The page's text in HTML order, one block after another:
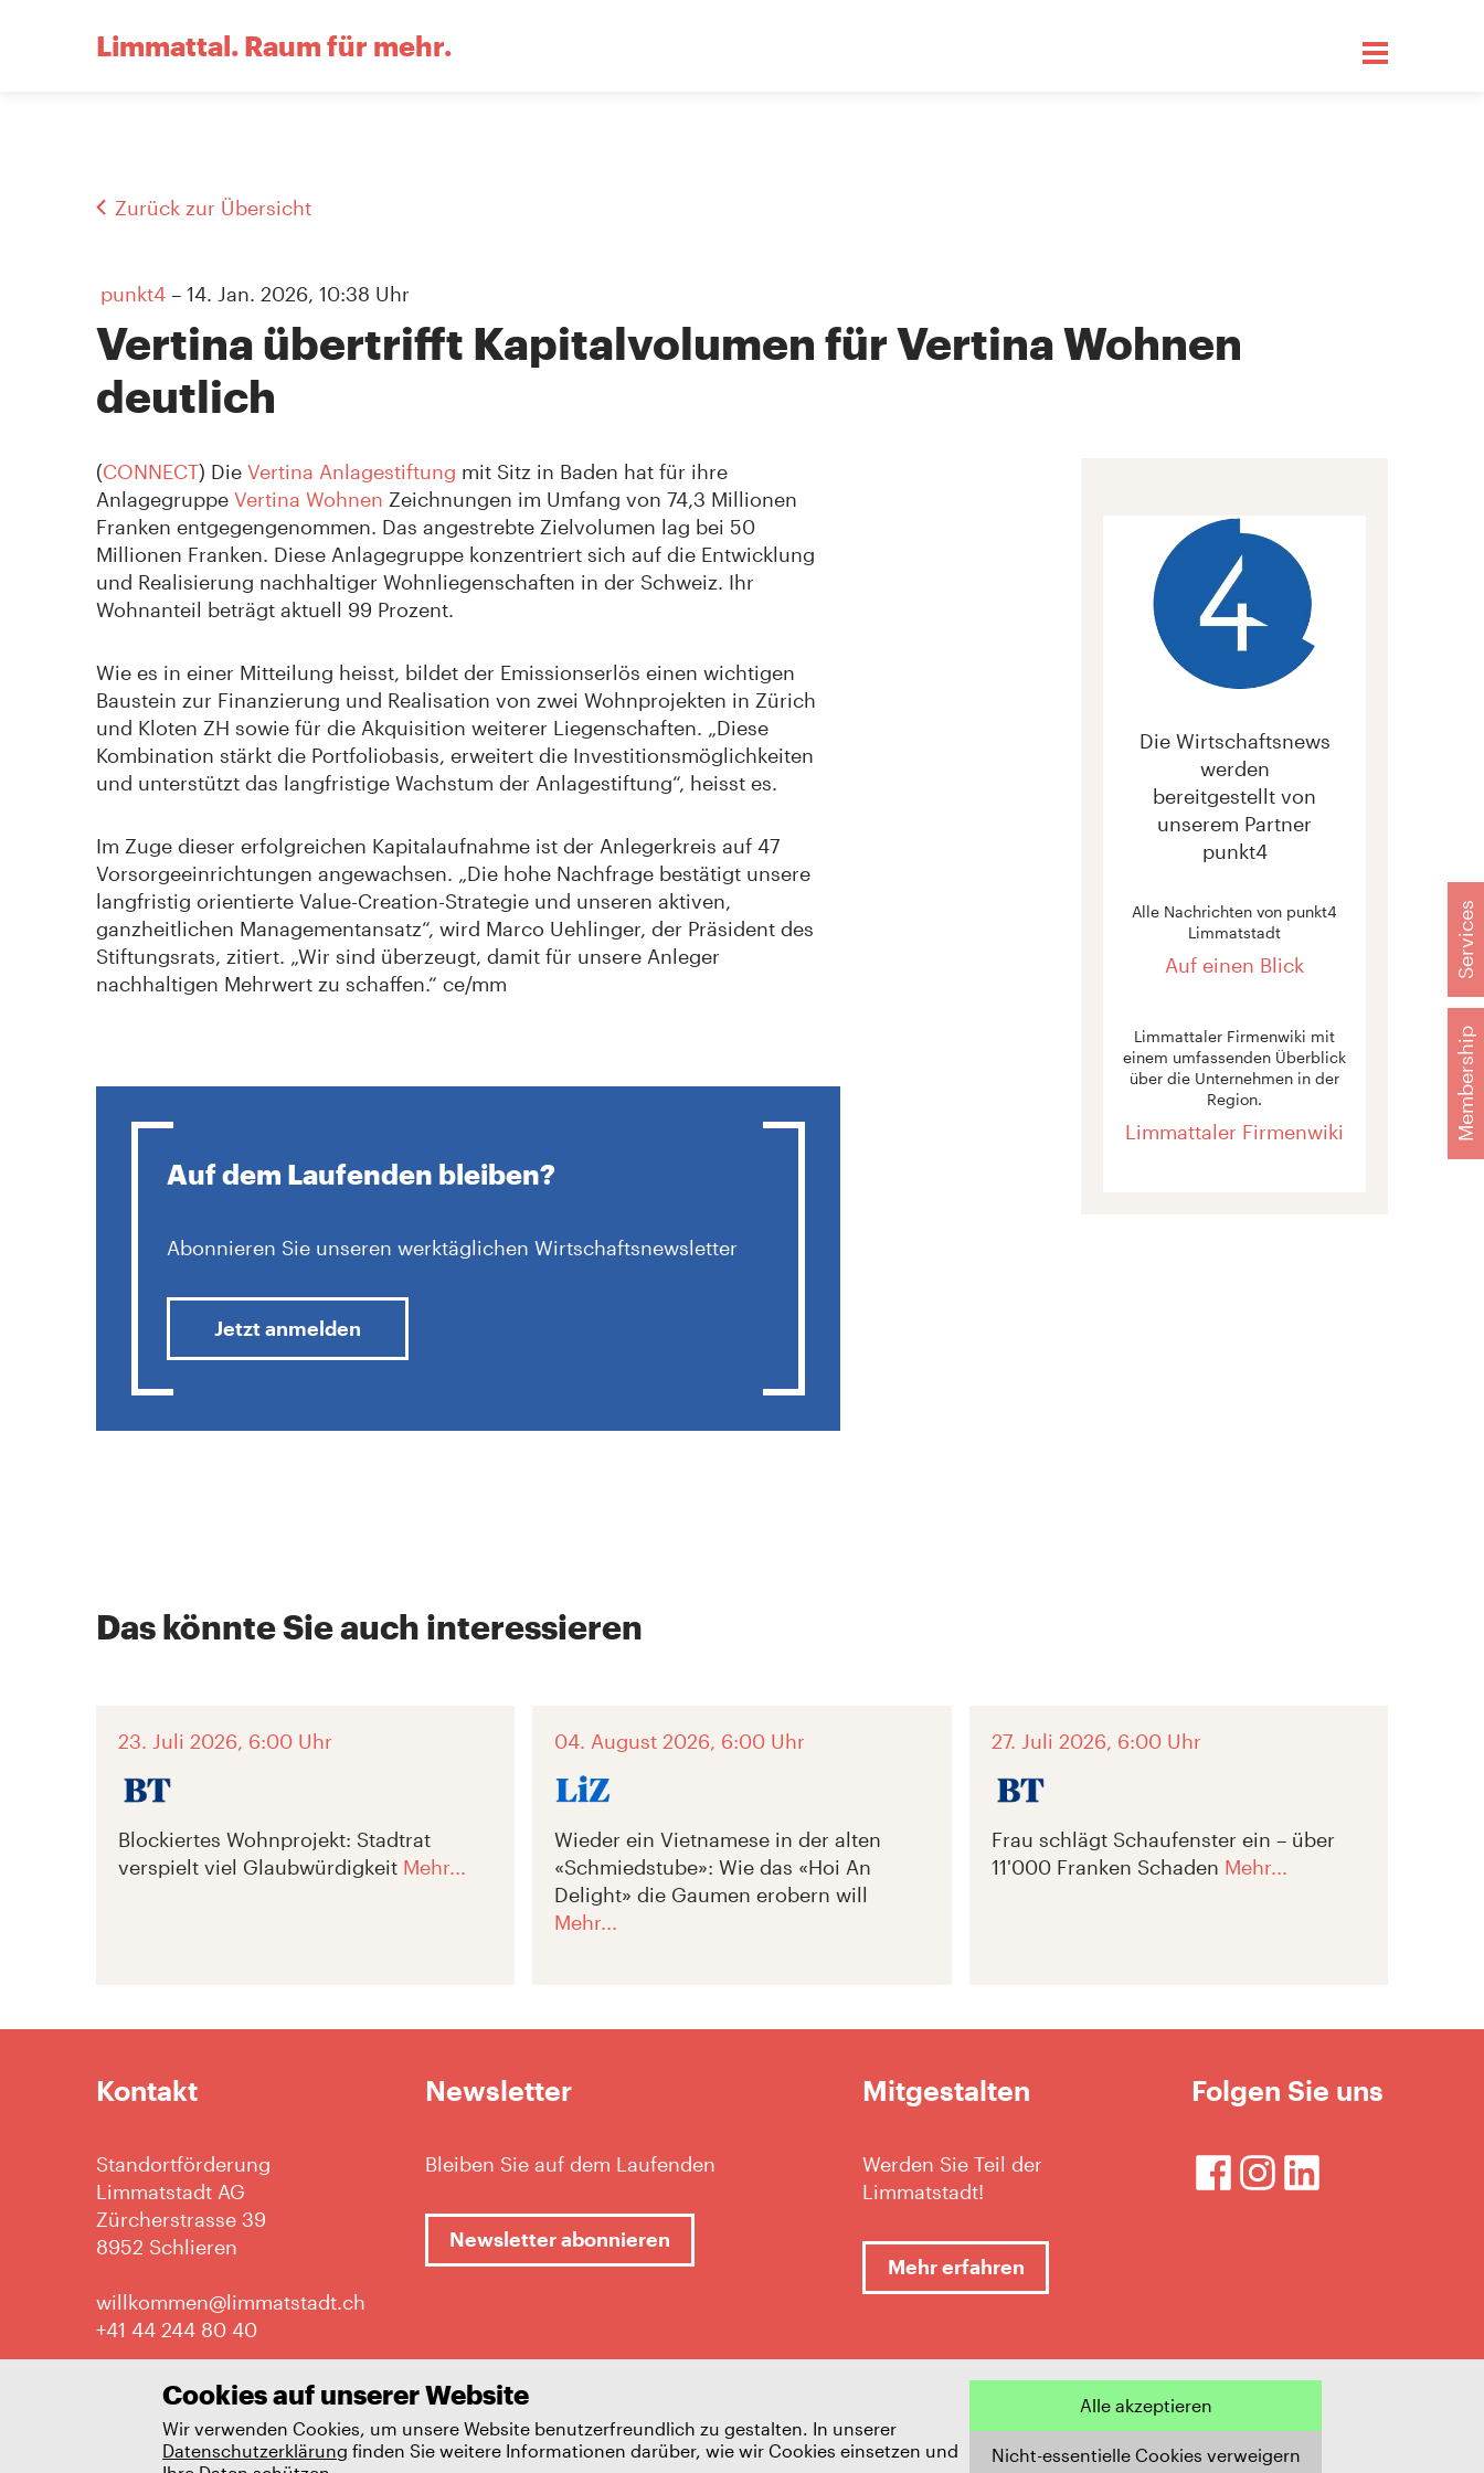
Membership
Services
Limmattal. Raum für mehr.
Zurück zur Übersicht
punkt4 – 14. Jan. 2026, 10:38 Uhr
Vertina übertrifft Kapitalvolumen für Vertina Wohnen
deutlich
(CONNECT) Die Vertina Anlagestiftung mit Sitz in Baden hat für ihre
Anlagegruppe Vertina Wohnen Zeichnungen im Umfang von 74,3 Millionen
Franken entgegengenommen. Das angestrebte Zielvolumen lag bei 50
Millionen Franken. Diese Anlagegruppe konzentriert sich auf die Entwicklung
und Realisierung nachhaltiger Wohnliegenschaften in der Schweiz. Ihr
Wohnanteil beträgt aktuell 99 Prozent.
Wie es in einer Mitteilung heisst, bildet der Emissionserlös einen wichtigen
Baustein zur Finanzierung und Realisation von zwei Wohnprojekten in Zürich
und Kloten ZH sowie für die Akquisition weiterer Liegenschaften. „Diese
Kombination stärkt die Portfoliobasis, erweitert die Investitionsmöglichkeiten
und unterstützt das langfristige Wachstum der Anlagestiftung“, heisst es.
Im Zuge dieser erfolgreichen Kapitalaufnahme ist der Anlegerkreis auf 47
Vorsorgeeinrichtungen angewachsen. „Die hohe Nachfrage bestätigt unsere
langfristig orientierte Value-Creation-Strategie und unseren aktiven,
ganzheitlichen Managementansatz“, wird Marco Uehlinger, der Präsident des
Stiftungsrats, zitiert. „Wir sind überzeugt, damit für unsere Anleger
nachhaltigen Mehrwert zu schaffen.“ ce/mm
Auf dem Laufenden bleiben?
Abonnieren Sie unseren werktäglichen Wirtschaftsnewsletter
Jetzt anmelden
Die Wirtschaftsnews
werden
bereitgestellt von
unserem Partner
punkt4
Alle Nachrichten von punkt4
Limmatstadt
Auf einen Blick
Limmattaler Firmenwiki mit
einem umfassenden Überblick
über die Unternehmen in der
Region.
Limmattaler Firmenwiki
Das könnte Sie auch interessieren
23. Juli 2026, 6:00 Uhr
Blockiertes Wohnprojekt: Stadtrat
verspielt viel Glaubwürdigkeit Mehr...
04. August 2026, 6:00 Uhr
Wieder ein Vietnamese in der alten
«Schmiedstube»: Wie das «Hoi An
Delight» die Gaumen erobern will
Mehr...
27. Juli 2026, 6:00 Uhr
Frau schlägt Schaufenster ein – über
11'000 Franken Schaden Mehr...
Kontakt
Standortförderung
Limmatstadt AG
Zürcherstrasse 39
8952 Schlieren
willkommen@limmatstadt.ch
+41 44 244 80 40
Newsletter
Bleiben Sie auf dem Laufenden
Newsletter abonnieren
Mitgestalten
Werden Sie Teil der
Limmatstadt!
Mehr erfahren
Folgen Sie uns
Impressum Datenschutz © 2026 Limmatstadt AG
Cookies auf unserer Website
Wir verwenden Cookies, um unsere Website benutzerfreundlich zu gestalten. In unserer
Datenschutzerklärung finden Sie weitere Informationen darüber, wie wir Cookies einsetzen und
Alle akzeptieren
Nicht-essentielle Cookies verweigern